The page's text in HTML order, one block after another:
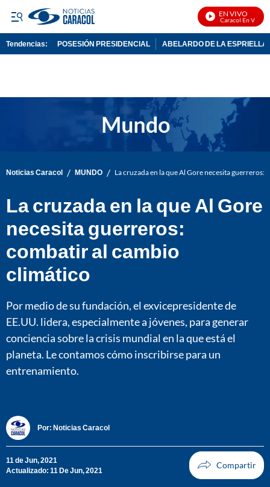
EN VIVO
Noticias Caracol En Vivo
Tendencias: POSESIÓN PRESIDENCIAL ABELARDO DE LA ESPRIELLA
Noticias Caracol / MUNDO / La cruzada en la que Al Gore necesita
La cruzada en la que Al Gore
necesita guerreros:
combatir al cambio
climático
Por medio de su fundación, el exvicepresidente de
EE.UU. lidera, especialmente a jóvenes, para generar
conciencia sobre la crisis mundial en la que está el
planeta. Le contamos cómo inscribirse para un
entrenamiento.
Por: Noticias Caracol
11 de Jun, 2021
Actualizado: 11 De Jun, 2021